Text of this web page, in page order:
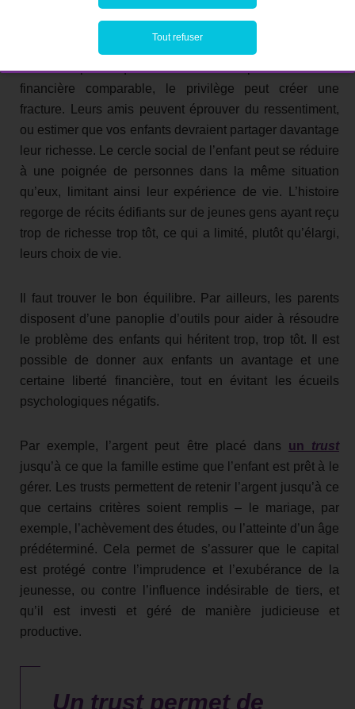
Une richesse importante peut également être source
difficultés parce qu’ils ne bénéficient pas d’une aide
financière comparable, le privilège peut créer une
fracture. Leurs amis peuvent éprouver du ressentiment,
ou estimer que vos enfants devraient partager davantage
leur richesse. Le cercle social de l’enfant peut se réduire
à une poignée de personnes dans la même situation
qu’eux, limitant ainsi leur expérience de vie. L’histoire
regorge de récits édifiants sur de jeunes gens ayant reçu
trop de richesse trop tôt, ce qui a limité, plutôt qu’élargi,
leurs choix de vie.
Il faut trouver le bon équilibre. Par ailleurs, les parents
disposent d’une panoplie d’outils pour aider à résoudre
le problème des enfants qui héritent trop, trop tôt. Il est
possible de donner aux enfants un avantage et une
certaine liberté financière, tout en évitant les écueils
psychologiques négatifs.
Par exemple, l’argent peut être placé dans un trust
jusqu’à ce que la famille estime que l’enfant est prêt à le
gérer. Les trusts permettent de retenir l’argent jusqu’à ce
que certains critères soient remplis – le mariage, par
exemple, l’achèvement des études, ou l’atteinte d’un âge
prédéterminé. Cela permet de s’assurer que le capital
est protégé contre l’imprudence et l’exubérance de la
jeunesse, ou contre l’influence indésirable de tiers, et
qu’il est investi et géré de manière judicieuse et
productive.
Un trust permet de
Tout refuser